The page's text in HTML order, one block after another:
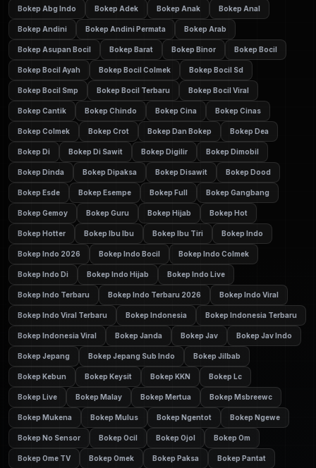
Bokep Abg Indo Bokep Adek Bokep Anak Bokep Anal
Bokep Andini Bokep Andini Permata Bokep Arab
Bokep Asupan Bocil Bokep Barat Bokep Binor Bokep Bocil
Bokep Bocil Ayah Bokep Bocil Colmek Bokep Bocil Sd
Bokep Bocil Smp Bokep Bocil Terbaru Bokep Bocil Viral
Bokep Cantik Bokep Chindo Bokep Cina Bokep Cinas
Bokep Colmek Bokep Crot Bokep Dan Bokep Bokep Dea
Bokep Di Bokep Di Sawit Bokep Digilir Bokep Dimobil
Bokep Dinda Bokep Dipaksa Bokep Disawit Bokep Dood
Bokep Esde Bokep Esempe Bokep Full Bokep Gangbang
Bokep Gemoy Bokep Guru Bokep Hijab Bokep Hot
Bokep Hotter Bokep Ibu Ibu Bokep Ibu Tiri Bokep Indo
Bokep Indo 2026 Bokep Indo Bocil Bokep Indo Colmek
Bokep Indo Di Bokep Indo Hijab Bokep Indo Live
Bokep Indo Terbaru Bokep Indo Terbaru 2026 Bokep Indo Viral
Bokep Indo Viral Terbaru Bokep Indonesia Bokep Indonesia Terbaru
Bokep Indonesia Viral Bokep Janda Bokep Jav Bokep Jav Indo
Bokep Jepang Bokep Jepang Sub Indo Bokep Jilbab
Bokep Kebun Bokep Keysit Bokep KKN Bokep Lc
Bokep Live Bokep Malay Bokep Mertua Bokep Msbreewc
Bokep Mukena Bokep Mulus Bokep Ngentot Bokep Ngewe
Bokep No Sensor Bokep Ocil Bokep Ojol Bokep Om
Bokep Ome TV Bokep Omek Bokep Paksa Bokep Pantat